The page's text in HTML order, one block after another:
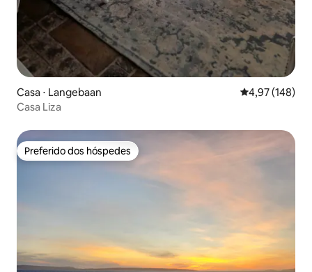
Casa ⋅ Langebaan 4,97 de uma
4,97 (148)
Casa Liza
Preferido dos hóspedes
Preferido dos hóspedes